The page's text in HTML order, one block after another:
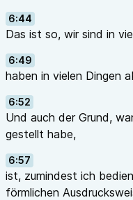
6:44
Das ist so, wir sind in
6:49
haben in vielen Dingen
6:52
Und auch der Grund,
gestellt habe,
6:57
ist, zumindest ich
förmlichen